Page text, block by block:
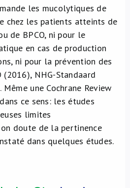
les mucolytiques de
chez les patients atteints de
de BPCO, ni pour le
en cas de production
ni pour la prévention des
(2016), NHG-Standaard
Même une Cochrane Review
ce sens: les études
limites
doute de la pertinence
dans quelques études.